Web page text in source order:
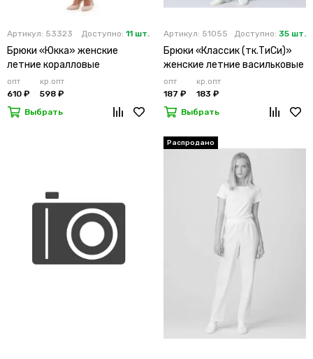
Артикул: 53323 Доступно: 11 шт.
Брюки «Юкка» женские
летние коралловые
опт
610 ₽
кр.опт
598 ₽
Выбрать
Артикул: 51055 Доступно: 35 шт.
Брюки «Классик (тк.ТиСи)»
женские летние васильковые
опт
187 ₽
кр.опт
183 ₽
Выбрать